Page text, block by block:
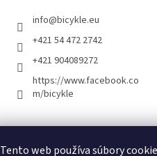
Tento web používa súbory
info@bicykle.eu
+421 54 472 2742
+421 904089272
https://www.facebook.co
m/bicykle